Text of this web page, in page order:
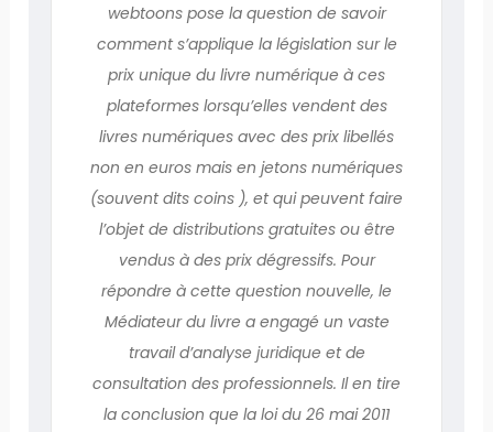
webtoons pose la question de savoir
comment s’applique la législation sur le
prix unique du livre numérique à ces
plateformes lorsqu’elles vendent des
livres numériques avec des prix libellés
non en euros mais en jetons numériques
(souvent dits coins ), et qui peuvent faire
l’objet de distributions gratuites ou être
vendus à des prix dégressifs. Pour
répondre à cette question nouvelle, le
Médiateur du livre a engagé un vaste
travail d’analyse juridique et de
consultation des professionnels. Il en tire
la conclusion que la loi du 26 mai 2011